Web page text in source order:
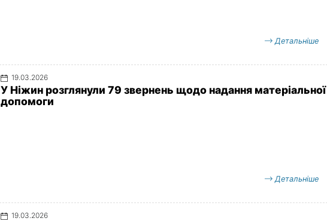
Детальніше
19.03.2026
У Ніжин розглянули 79 звернень щодо надання матеріальної
допомоги
Детальніше
19.03.2026